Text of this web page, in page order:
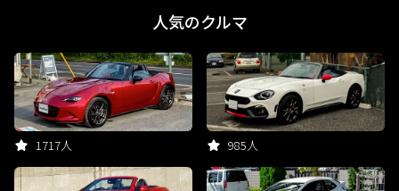
人気のクルマ
1717人 985人